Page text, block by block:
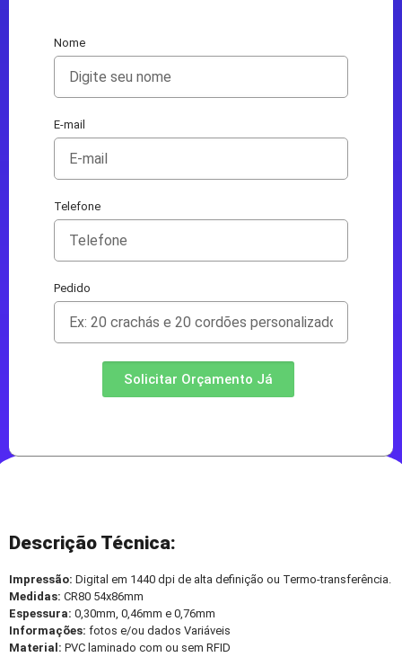
Nome
E-mail
Telefone
Pedido
Solicitar Orçamento Já
Descrição Técnica:
Impressão: Digital em 1440 dpi de alta definição ou Termo-transferência.
Medidas: CR80 54x86mm
Espessura: 0,30mm, 0,46mm e 0,76mm
Informações: fotos e/ou dados Variáveis
Material: PVC laminado com ou sem RFID